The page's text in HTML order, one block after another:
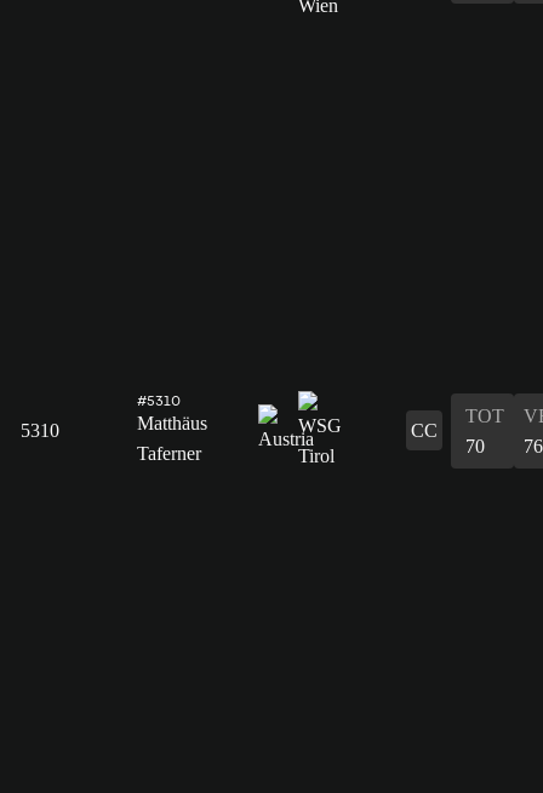
5310
#5310
Matthäus
Taferner
CC
TOT
70
76